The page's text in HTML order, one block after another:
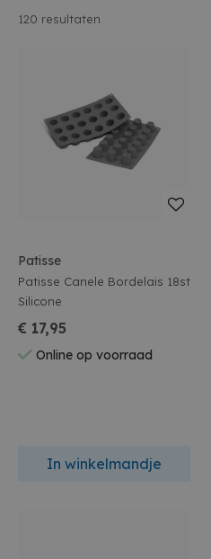
120 resultaten
Patisse
Patisse Canele Bordelais 18st
Silicone
€ 17,95
Online op voorraad
In winkelmandje